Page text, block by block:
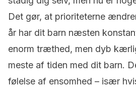
Det gør, at prioriteterne
år har dit barn næsten
enorm træthed, men dyb
meste af tiden med dit barn.
følelse af ensomhed – især